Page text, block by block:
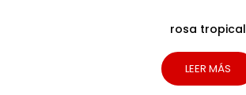
rosa tropical
LEER MÁS